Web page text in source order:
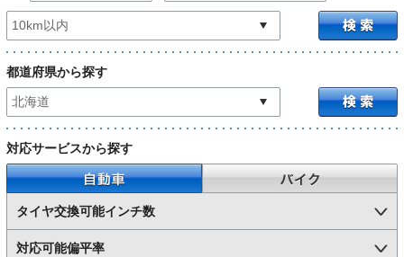
都道府県から探す
対応サービスから探す
自動車
バイク
タイヤ交換可能インチ数
対応可能偏平率